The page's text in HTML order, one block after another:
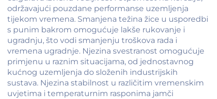
održavajući pouzdane performanse uzemljenja
tijekom vremena. Smanjena težina žice u usporedbi
s punim bakrom omogućuje lakše rukovanje i
ugradnju, što vodi smanjenju troškova rada i
vremena ugradnje. Njezina svestranost omogućuje
primjenu u raznim situacijama, od jednostavnog
kućnog uzemljenja do složenih industrijskih
sustava. Njezina stabilnost u različitim vremenskim
uvjetima i temperaturnim rasponima jamči